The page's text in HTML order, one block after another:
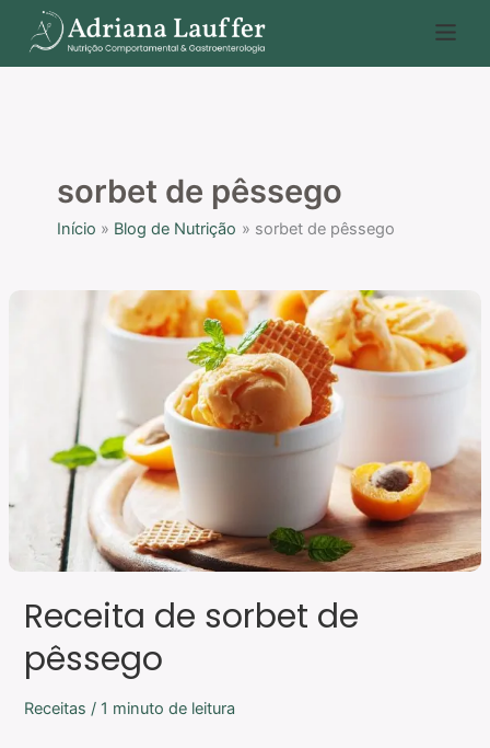
para
o
sorbet de pêssego
Início Blog de Nutrição sorbet de pêssego
Receita de sorbet de
pêssego
Receitas / 1 minuto de leitura
pêssego
P
e
s
a